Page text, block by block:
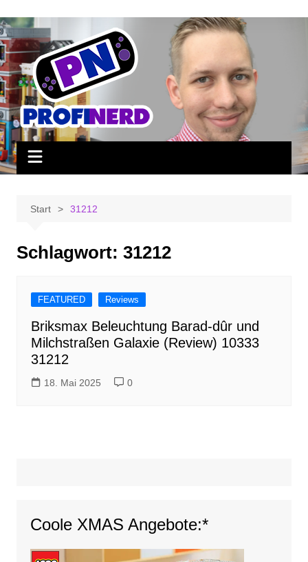
Inhalt
springen
Start 31212
Schlagwort: 31212
FEATURED Reviews
Briksmax Beleuchtung Barad-dûr und
Milchstraßen Galaxie (Review) 10333
31212
18. Mai 2025 0
Coole XMAS Angebote:*